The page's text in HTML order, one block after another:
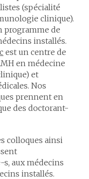
(spécialité
clinique).
programme de
installés.
est un centre de
en médecine
et
Nos
prennent en
des doctorant-
colloques ainsi
aux médecins
installés.